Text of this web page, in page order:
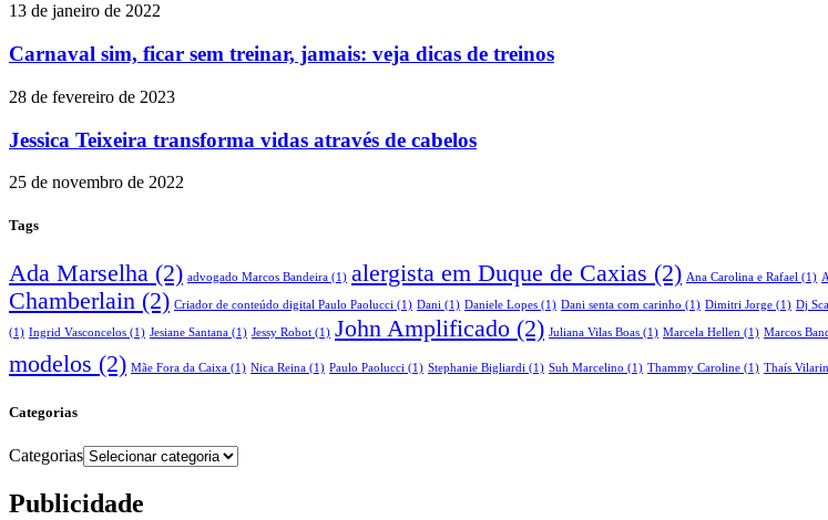
13 de janeiro de 2022
Carnaval sim, ficar sem treinar, jamais: veja dicas de treinos
28 de fevereiro de 2023
Jessica Teixeira transforma vidas através de cabelos
25 de novembro de 2022
Tags
Ada Marselha (2) advogado Marcos Bandeira (1) alergista em Duque de Caxias (2) Ana Carolina e Rafael (1)
Chamberlain (2) Criador de conteúdo digital Paulo Paolucci (1) Dani (1) Daniele Lopes (1) Dani senta com carinho (1) Dimitri Jorge (1) Dj
(1) Ingrid Vasconcelos (1) Jesiane Santana (1) Jessy Robot (1) John Amplificado (2) Juliana Vilas Boas (1) Marcela Hellen (1) Marcos
modelos (2) Mãe Fora da Caixa (1) Nica Reina (1) Paulo Paolucci (1) Stephanie Bigliardi (1) Suh Marcelino (1) Thammy Caroline (1) Thaís
Categorias
Categorias
Publicidade